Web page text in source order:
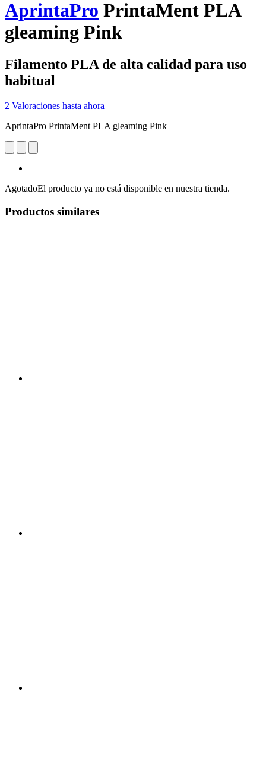
AprintaPro PrintaMent PLA
gleaming Pink
Filamento PLA de alta calidad para uso
habitual
2 Valoraciones hasta ahora
AprintaPro PrintaMent PLA gleaming Pink
AgotadoEl producto ya no está disponible en nuestra tienda.
Productos similares